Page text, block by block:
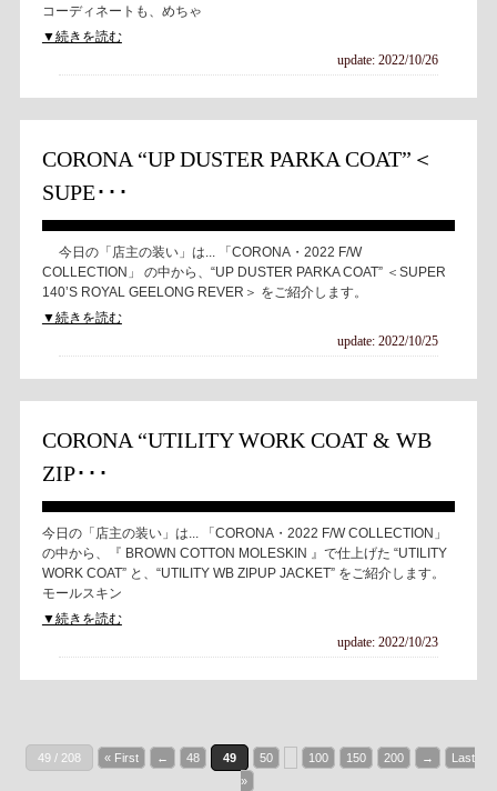
コーディネートも、めちゃ
▼続きを読む
update: 2022/10/26
CORONA “UP DUSTER PARKA COAT”＜
SUPE･･･
今日の「店主の装い」は... 「CORONA・2022 F/W
COLLECTION」 の中から、“UP DUSTER PARKA COAT” ＜SUPER
140ʼS ROYAL GEELONG REVER＞ をご紹介します。
▼続きを読む
update: 2022/10/25
CORONA “UTILITY WORK COAT & WB
ZIP･･･
今日の「店主の装い」は... 「CORONA・2022 F/W COLLECTION」
の中から、『 BROWN COTTON MOLESKIN 』で仕上げた “UTILITY
WORK COAT” と、“UTILITY WB ZIPUP JACKET” をご紹介します。
モールスキン
▼続きを読む
update: 2022/10/23
49 / 208 « First ← 48 49 50 100 150 200 →
Last
»